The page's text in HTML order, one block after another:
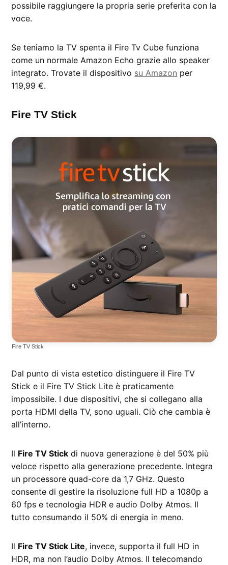
possibile raggiungere la propria serie preferita con la
voce.
Se teniamo la TV spenta il Fire Tv Cube funziona
come un normale Amazon Echo grazie allo speaker
integrato. Trovate il dispositivo su Amazon per
119,99 €.
Fire TV Stick
Fire TV Stick
Dal punto di vista estetico distinguere il Fire TV
Stick e il Fire TV Stick Lite è praticamente
impossibile. I due dispositivi, che si collegano alla
porta HDMI della TV, sono uguali. Ciò che cambia è
all’interno.
Il Fire TV Stick di nuova generazione è del 50% più
veloce rispetto alla generazione precedente. Integra
un processore quad-core da 1,7 GHz. Questo
consente di gestire la risoluzione full HD a 1080p a
60 fps e tecnologia HDR e audio Dolby Atmos. Il
tutto consumando il 50% di energia in meno.
Il Fire TV Stick Lite, invece, supporta il full HD in
HDR, ma non l’audio Dolby Atmos. Il telecomando